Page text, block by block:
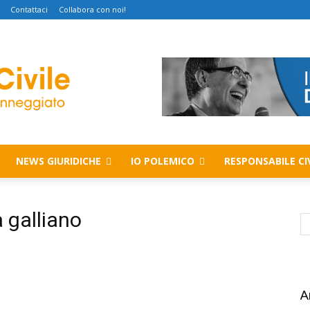
Contattaci Collabora con noi!
NEWS GIURIDICHE IO POLEMICO RESPONSABILE
galliano